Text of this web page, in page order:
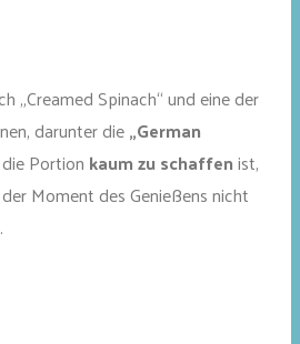
„Creamed Spinach“ und eine der
darunter die„German
Portion kaum zu schaffenist,
Moment des Genießens nicht